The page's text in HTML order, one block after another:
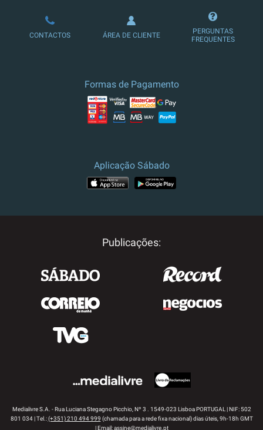
LOJA DE ASSINATURAS
CONTACTOS ÁREA DE CLIENTE
PERGUNTAS
FREQUENTES
Formas de Pagamento
Aplicação Sábado
Publicações:
Medialivre S.A. - Rua Luciana Stegagno Picchio, Nº 3 . 1549-023 Lisboa PORTUGAL | NIF: 502
801 034 | Tel.:(+351) 210 494 999 (chamada para a rede fixa nacional) dias úteis, 9h-18h GMT
| Email:assine@medialivre.pt